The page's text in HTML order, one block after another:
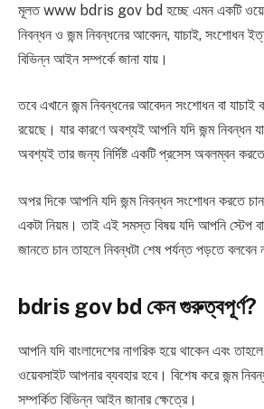
মূলত www bdris gov bd হচ্ছে এমন একটি
নিবন্ধন ও জন্ম নিবন্ধনের আবেদন, যাচাই, সংশোধন
বিভিন্ন আইন সম্পর্কে জানা যায়।
তবে এখানে জন্ম নিবন্ধনের আবেদন সংশোধন বা যাচাই
রয়েছে। যার কারণে অবশ্যই আপনি যদি জন্ম নিবন্ধন
অবশ্যই তার জন্য নির্দিষ্ট একটি প্রসেস অবলম্বন
অপর দিকে আপনি যদি জন্ম নিবন্ধন সংশোধন করতে চান
একটা নিয়ম। তাই এই সমস্ত বিষয় যদি আপনি স্টেপ
জানতে চান তাহলে নিবন্ধটা শেষ পর্যন্ত পড়তে বলবেন
bdris gov bd কেন গুরুত্বপূর্ণ?
আপনি যদি বাংলাদেশের নাগরিক হয়ে থাকেন এবং
ওয়েবসাইট আপনার ব্যবহার হবে। বিশেষ করে জন্ম
সম্পর্কিত বিভিন্ন আইন জানার ক্ষেত্রে।